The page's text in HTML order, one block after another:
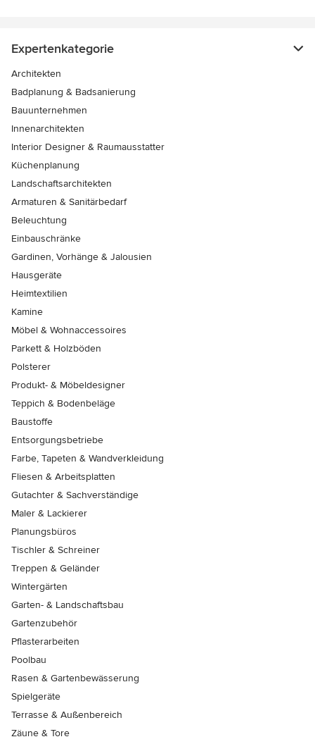
Expertenkategorie
Architekten
Badplanung & Badsanierung
Bauunternehmen
Innenarchitekten
Interior Designer & Raumausstatter
Küchenplanung
Landschaftsarchitekten
Armaturen & Sanitärbedarf
Beleuchtung
Einbauschränke
Gardinen, Vorhänge & Jalousien
Hausgeräte
Heimtextilien
Kamine
Möbel & Wohnaccessoires
Parkett & Holzböden
Polsterer
Produkt- & Möbeldesigner
Teppich & Bodenbeläge
Baustoffe
Entsorgungsbetriebe
Farbe, Tapeten & Wandverkleidung
Fliesen & Arbeitsplatten
Gutachter & Sachverständige
Maler & Lackierer
Planungsbüros
Tischler & Schreiner
Treppen & Geländer
Wintergärten
Garten- & Landschaftsbau
Gartenzubehör
Pflasterarbeiten
Poolbau
Rasen & Gartenbewässerung
Spielgeräte
Terrasse & Außenbereich
Zäune & Tore